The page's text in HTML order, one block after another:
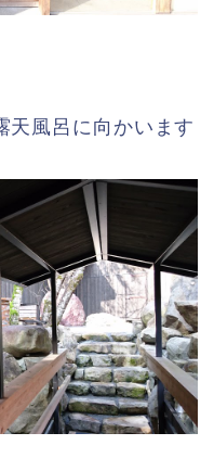
天風呂に向かいます